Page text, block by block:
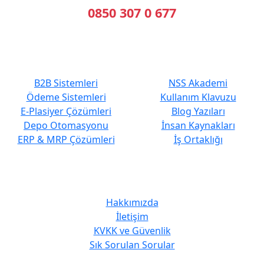
0850 307 0 677
B2B Sistemleri
Ödeme Sistemleri
E-Plasiyer Çözümleri
Depo Otomasyonu
ERP & MRP Çözümleri
NSS Akademi
Kullanım Klavuzu
Blog Yazıları
İnsan Kaynakları
İş Ortaklığı
Hakkımızda
İletişim
KVKK ve Güvenlik
Sık Sorulan Sorular